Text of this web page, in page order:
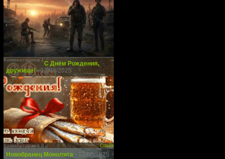
Комментариев 1
С Днём Рождения,
дружище!- 12/03/2025
Комментариев 8 Спайк
Новобранец Монолита - 12/02/2025